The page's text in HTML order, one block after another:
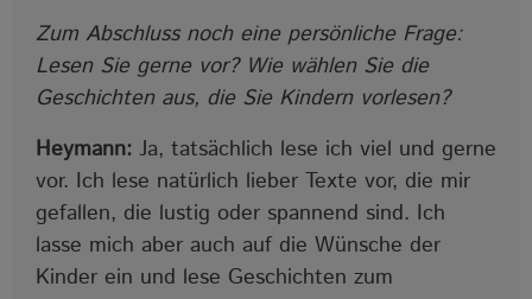
Zum Abschluss noch eine persönliche Frage:
Lesen Sie gerne vor? Wie wählen Sie die
Geschichten aus, die Sie Kindern vorlesen?
Heymann: Ja, tatsächlich lese ich viel und gerne
vor. Ich lese natürlich lieber Texte vor, die mir
gefallen, die lustig oder spannend sind. Ich
lasse mich aber auch auf die Wünsche der
Kinder ein und lese Geschichten zum